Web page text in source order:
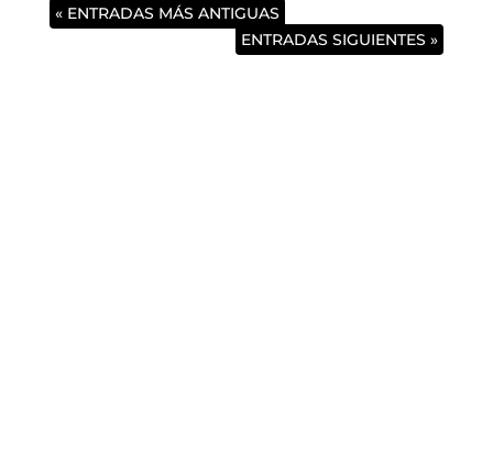
« ENTRADAS MÁS ANTIGUAS
ENTRADAS SIGUIENTES »